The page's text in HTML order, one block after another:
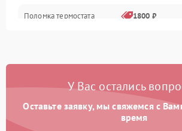
Поломка термостата 1800 ₽
Образование конденсата
1800 ₽
У Вас остались
Оставьте заявку, мы свяжемся с
время